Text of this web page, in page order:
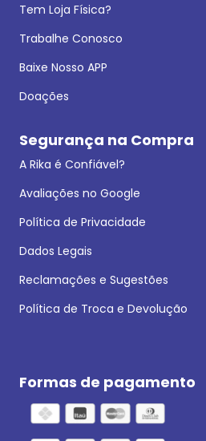
Tem Loja Física?
Trabalhe Conosco
Baixe Nosso APP
Doações
Segurança na Compra
A Rika é Confiável?
Avaliações no Google
Política de Privacidade
Dados Legais
Reclamações e Sugestões
Política de Troca e Devolução
Formas de pagamento